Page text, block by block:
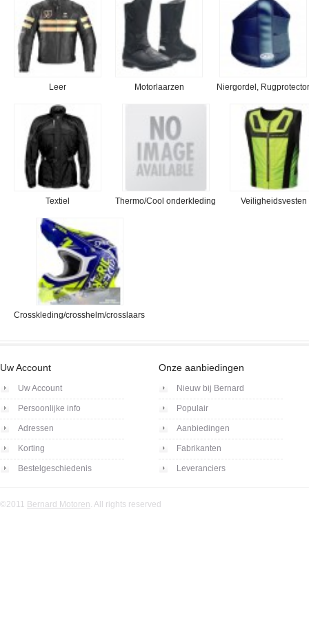
Leer Motorlaarzen Niergordel, Rugprotector
Textiel Thermo/Cool onderkleding Veiligheidsvesten
Crosskleding/crosshelm/crosslaars
Uw Account
Uw Account
Persoonlijke info
Adressen
Korting
Bestelgeschiedenis
Onze aanbiedingen
Nieuw bij Bernard
Populair
Aanbiedingen
Fabrikanten
Leveranciers
©2011 Bernard Motoren. All rights reserved